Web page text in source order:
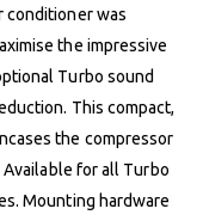
conditioner was
the impressive
Turbo sound
This compact,
the compressor
for all Turbo
Mounting hardware